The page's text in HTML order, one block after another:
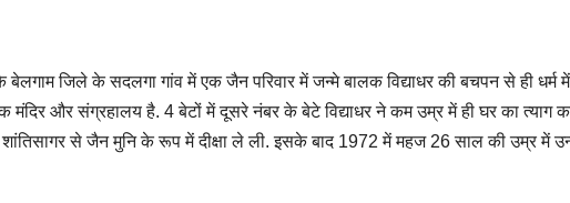
जिले के सदलगा गांव में एक जैन परिवार में जन्मे बालक विद्याधर की बचपन से ही धर्म
और संग्रहालय है. 4 बेटों में दूसरे नंबर के बेटे विद्याधर ने कम उम्र में ही घर का त्याग
से जैन मुनि के रूप में दीक्षा ले ली. इसके बाद 1972 में महज 26 साल की उम्र में